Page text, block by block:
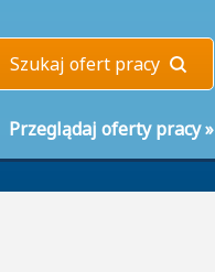
Szukaj ofert pracy
Przeglądaj oferty pracy»